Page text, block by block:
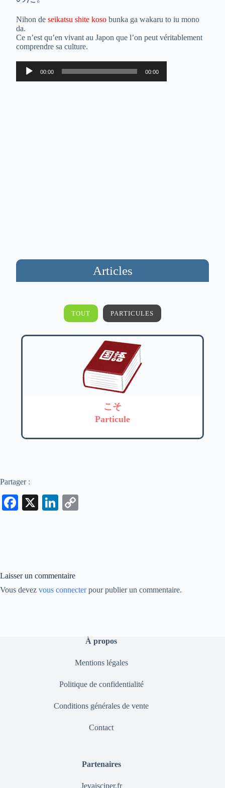
Nihon deseikatsu shite koso bunka ga wakaru to iu mono
da.
Ce n’est qu’en vivant au Japon que l’on peut véritablement
comprendre sa culture.
Lecteur
audio
00:00 00:00
Articles
TOUT PARTICULES
こそ
Particule
Partager :
Fa
X
Li
Laisser un commentaire
Vous devez vous connecterpour publier un commentaire.
À propos
Mentions légales
Politique de confidentialité
Conditions générales de vente
Contact
Partenaires
Jevaisciner.fr